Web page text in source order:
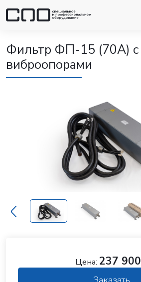
Фильтр ФП-15 (70А) с
виброопорами
Цена: 237 900